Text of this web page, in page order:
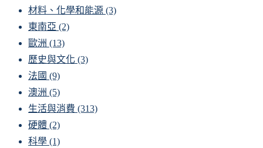
材料、化學和能源 (3)
東南亞 (2)
歐洲 (13)
歷史與文化 (3)
法國 (9)
澳洲 (5)
生活與消費 (313)
硬體 (2)
科學 (1)